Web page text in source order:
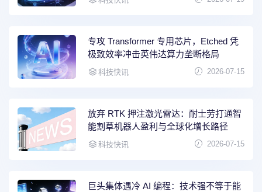
专攻 Transformer 专用芯片，Etched 凭
极致效率冲击英伟达算力垄断格局
科技快讯 2026-07-15
放弃 RTK 押注激光雷达：耐士劳打通智
能割草机器人盈利与全球化增长路径
科技快讯 2026-07-15
巨头集体遇冷 AI 编程：技术强不等于能